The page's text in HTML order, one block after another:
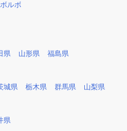
ボルボ
県 山形県 福島県
城県 栃木県 群馬県 山梨県
県